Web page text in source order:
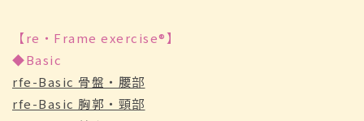
【re・Frame exercise®】
◆Basic
rfe-Basic 骨盤・腰部
rfe-Basic 胸郭・頸部